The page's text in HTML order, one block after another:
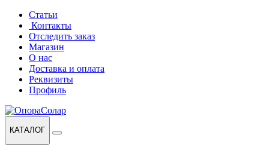
Перейти
навигации
Перейти
содержанию
Статьи
Контакты
Отследить заказ
Магазин
О нас
Доставка и оплата
Реквизиты
Профиль
КАТАЛОГ